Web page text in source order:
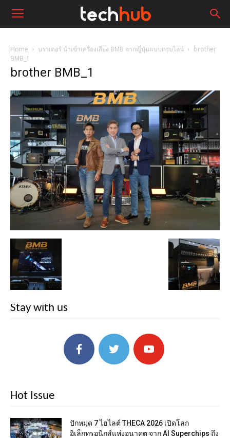
Home บราเดอร์ นำเข้าเครื่องเสียง BMB จากญี่ปุ่นแบบครบไลน์
brother
BMB_1
brother BMB_1
Stay with us
Hot Issue
ปักหมุด 7 ไฮไลต์ THECA 2026 เปิดโลก
อิเล็กทรอนิกส์แห่งอนาคต จาก AI Superchips ถึง